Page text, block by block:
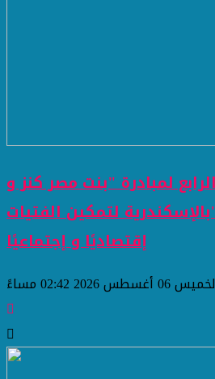
لمبادرة "بنت مصر كنز و
لتمكين الفتيات
إقتصاديًا و إجتماعيًا
06 أغسطس 2026 02:42 مساءً